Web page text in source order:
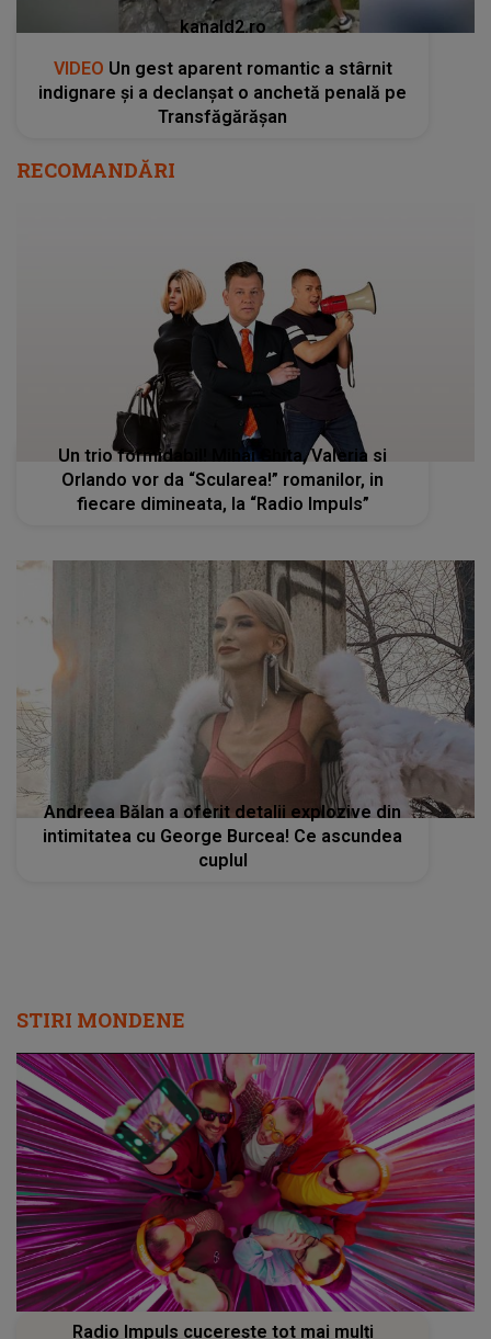
kanald2.ro
VIDEO Un gest aparent romantic a stârnit
indignare și a declanșat o anchetă penală pe
Transfăgărășan
RECOMANDĂRI
Un trio formidabil! Mihai Ghita, Valeria si
Orlando vor da “Scularea!” romanilor, in
fiecare dimineata, la “Radio Impuls”
Andreea Bălan a oferit detalii explozive din
intimitatea cu George Burcea! Ce ascundea
cuplul
STIRI MONDENE
Radio Impuls cucerește tot mai mulți